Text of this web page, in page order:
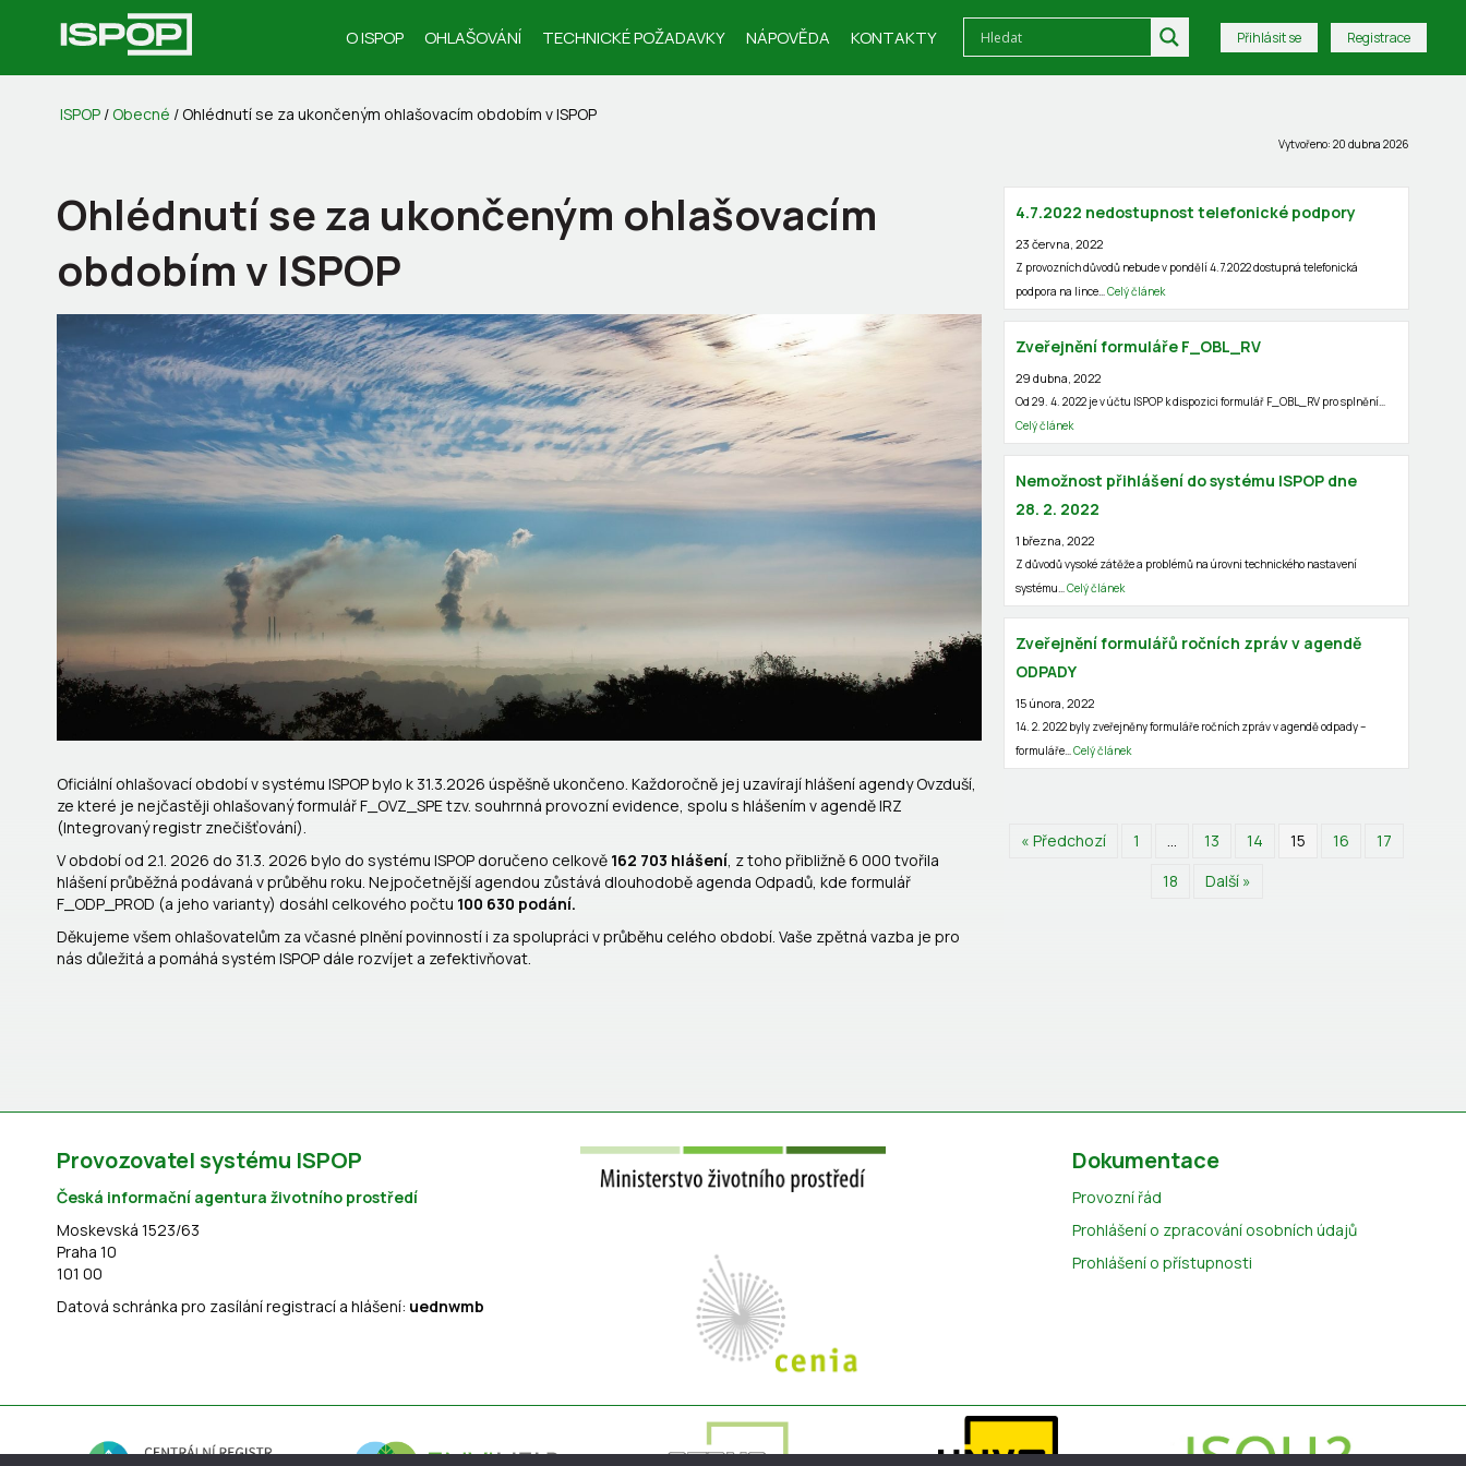
O ISPOP OHLAŠOVÁNÍ TECHNICKÉ POŽADAVKY NÁPOVĚDA KONTAKTY Přihlásit se Registrace
ISPOP / Obecné / Ohlédnutí se za ukončeným ohlašovacím obdobím v ISPOP
Vytvořeno: 20 dubna 2026
Ohlédnutí se za ukončeným ohlašovacím
obdobím v ISPOP
Oficiální ohlašovací období v systému ISPOP bylo k 31.3.2026 úspěšně ukončeno. Každoročně jej uzavírají hlášení agendy Ovzduší,
ze které je nejčastěji ohlašovaný formulář F_OVZ_SPE tzv. souhrnná provozní evidence, spolu s hlášením v agendě IRZ
(Integrovaný registr znečišťování).
V období od 2.1. 2026 do 31.3. 2026 bylo do systému ISPOP doručeno celkově 162 703 hlášení, z toho přibližně 6 000 tvořila
hlášení průběžná podávaná v průběhu roku. Nejpočetnější agendou zůstává dlouhodobě agenda Odpadů, kde formulář
F_ODP_PROD (a jeho varianty) dosáhl celkového počtu 100 630 podání.
Děkujeme všem ohlašovatelům za včasné plnění povinností i za spolupráci v průběhu celého období. Vaše zpětná vazba je pro
nás důležitá a pomáhá systém ISPOP dále rozvíjet a zefektivňovat.
4.7.2022 nedostupnost telefonické podpory
23 června, 2022
Z provozních důvodů nebude v pondělí 4.7.2022 dostupná telefonická
podpora na lince…Celý článek
Zveřejnění formuláře F_OBL_RV
29 dubna, 2022
Od 29. 4. 2022 je v účtu ISPOP k dispozici formulář F_OBL_RV pro splnění…
Celý článek
Nemožnost přihlášení do systému ISPOP dne
28. 2. 2022
1 března, 2022
Z důvodů vysoké zátěže a problémů na úrovni technického nastavení
systému…Celý článek
Zveřejnění formulářů ročních zpráv v agendě
ODPADY
15 února, 2022
14. 2. 2022 byly zveřejněny formuláře ročních zpráv v agendě odpady –
formuláře…Celý článek
« Předchozí 1 … 13 14 15 16
17
18
Další »
Provozovatel systému ISPOP
Česká informační agentura životního prostředí
Moskevská 1523/63
Praha 10
101 00
Datová schránka pro zasílání registrací a hlášení: uednwmb
Dokumentace
Provozní řád
Prohlášení o zpracování osobních údajů
Prohlášení o přístupnosti